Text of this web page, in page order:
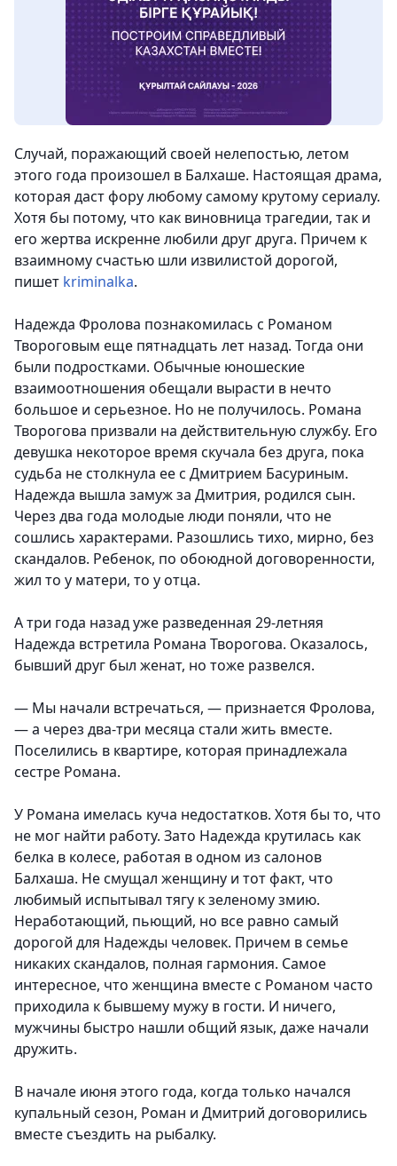
Случай, поражающий своей нелепостью, летом
этого года произошел в Балхаше. Настоящая драма,
которая даст фору любому самому крутому сериалу.
Хотя бы потому, что как виновница трагедии, так и
его жертва искренне любили друг друга. Причем к
взаимному счастью шли извилистой дорогой,
пишет kriminalka.
Надежда Фролова познакомилась с Романом
Твороговым еще пятнадцать лет назад. Тогда они
были подростками. Обычные юношеские
взаимоотношения обещали вырасти в нечто
большое и серьезное. Но не получилось. Романа
Творогова призвали на действительную службу. Его
девушка некоторое время скучала без друга, пока
судьба не столкнула ее с Дмитрием Басуриным.
Надежда вышла замуж за Дмитрия, родился сын.
Через два года молодые люди поняли, что не
сошлись характерами. Разошлись тихо, мирно, без
скандалов. Ребенок, по обоюдной договоренности,
жил то у матери, то у отца.
А три года назад уже разведенная 29-летняя
Надежда встретила Романа Творогова. Оказалось,
бывший друг был женат, но тоже развелся.
— Мы начали встречаться, — признается Фролова,
— а через два-три месяца стали жить вместе.
Поселились в квартире, которая принадлежала
сестре Романа.
У Романа имелась куча недостатков. Хотя бы то, что
не мог найти работу. Зато Надежда крутилась как
белка в колесе, работая в одном из салонов
Балхаша. Не смущал женщину и тот факт, что
любимый испытывал тягу к зеленому змию.
Неработающий, пьющий, но все равно самый
дорогой для Надежды человек. Причем в семье
никаких скандалов, полная гармония. Самое
интересное, что женщина вместе с Романом часто
приходила к бывшему мужу в гости. И ничего,
мужчины быстро нашли общий язык, даже начали
дружить.
В начале июня этого года, когда только начался
купальный сезон, Роман и Дмитрий договорились
вместе съездить на рыбалку.